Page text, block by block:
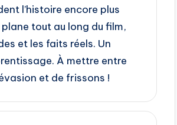
l’histoire encore plus
plane tout au long du film,
et les faits réels. Un
À mettre entre
et de frissons !